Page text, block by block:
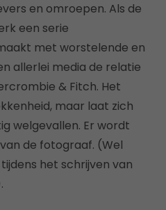
en omroepen. Als de
een serie
met worstelende en
allerlei media de relatie
& Fitch. Het
maar laat zich
welgevallen. Er wordt
de fotograaf. (Wel
het schrijven van